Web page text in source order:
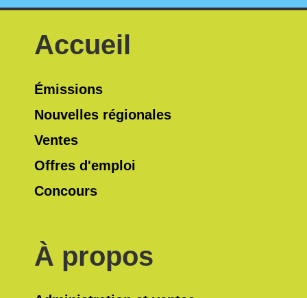
Accueil
Émissions
Nouvelles régionales
Ventes
Offres d'emploi
Concours
À propos